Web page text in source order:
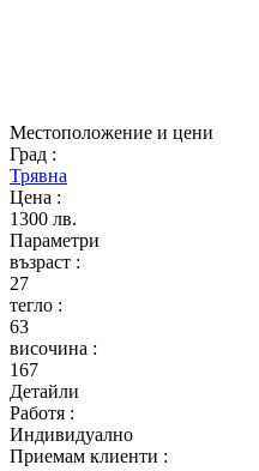
Местоположение и цени
Град :
Трявна
Цена :
1300 лв.
Параметри
възраст :
27
тегло :
63
височина :
167
Детайли
Работя :
Индивидуално
Приемам клиенти :